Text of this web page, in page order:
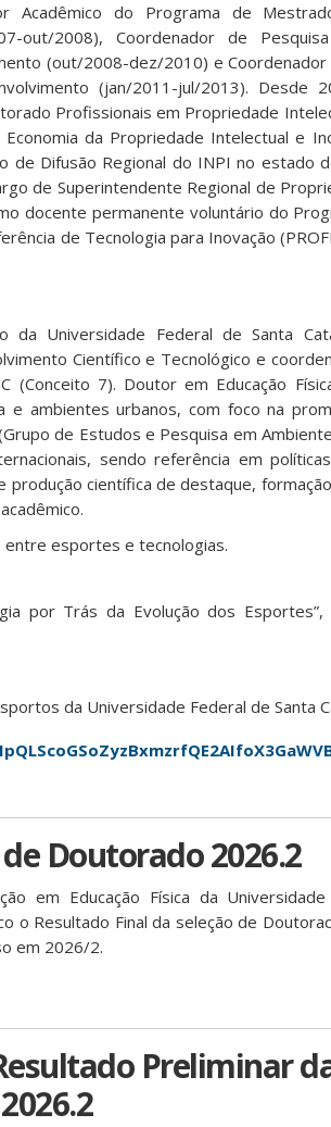
Acadêmico do Programa de
out/2008), Coordenador de
(out/2008-dez/2010) e Coordenador
(jan/2011-jul/2013). Desde
Profissionais em Propriedade
da Propriedade Intelectual e
de Difusão Regional do INPI no estado
de Superintendente Regional de
docente permanente voluntário do
de Tecnologia para Inovação
da Universidade Federal de Santa
Científico e Tecnológico e
(Conceito 7). Doutor em Educação
e ambientes urbanos, com foco na
de Estudos e Pesquisa em
sendo referência em
produção científica de destaque,
entre esportes e tecnologias.
por Trás da Evolução dos Esportes”,
da Universidade Federal de Santa
Doutorado 2026.2
em Educação Física da
o Resultado Final da seleção de
em 2026/2.
Preliminar